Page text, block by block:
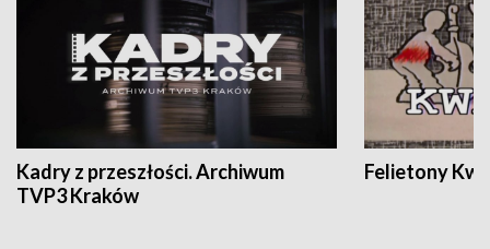
Kadry z przeszłości. Archiwum
TVP3 Kraków
Felietony